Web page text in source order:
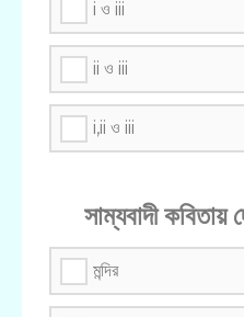
i ও iii
ii ও iii
i,ii ও iii
সাম্যবাদী কবিতায়
মন্দির